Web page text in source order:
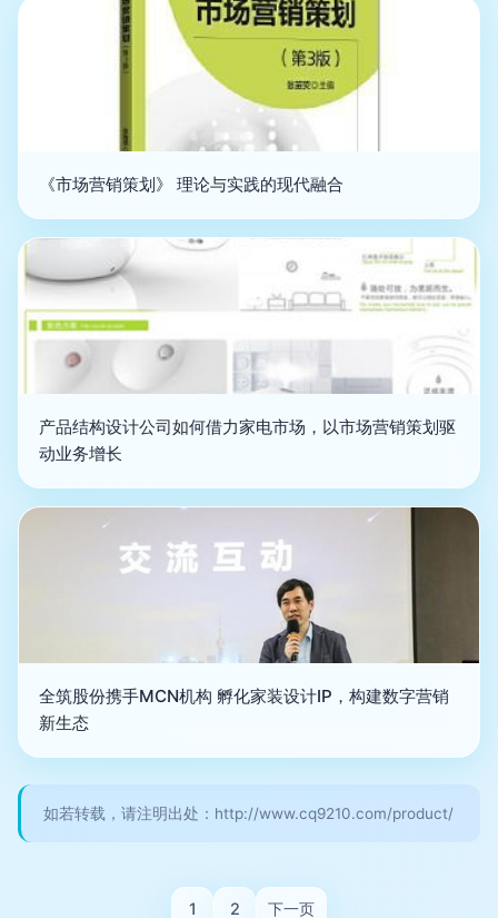
《市场营销策划》 理论与实践的现代融合
产品结构设计公司如何借力家电市场，以市场营销策划驱
动业务增长
全筑股份携手MCN机构 孵化家装设计IP，构建数字营销
新生态
如若转载，请注明出处：http://www.cq9210.com/product/
1 2 下一页